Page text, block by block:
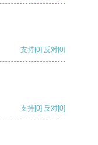
支持[0] 反对[0]
支持[0] 反对[0]